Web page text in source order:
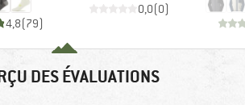
4,8(79)
0,0(0)
DES ÉVALUATIONS